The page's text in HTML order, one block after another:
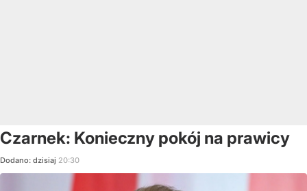
Czarnek: Konieczny pokój na prawicy
Dodano: dzisiaj 20:30